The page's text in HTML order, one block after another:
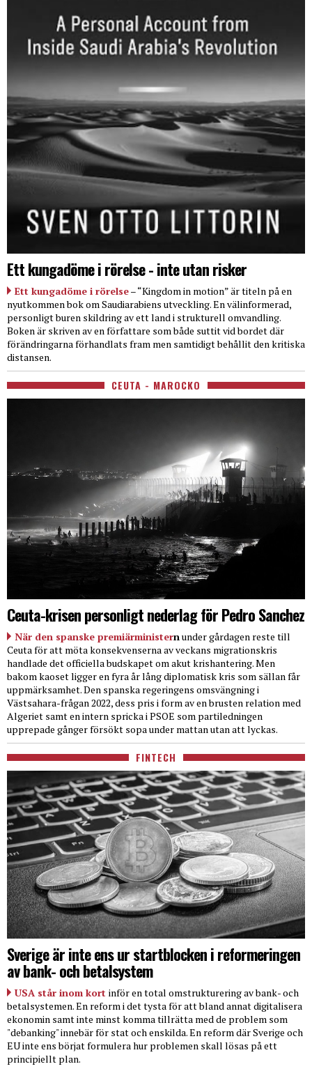
Ett kungadöme i rörelse - inte utan risker
Ett kungadöme i rörelse– “Kingdom in motion” är titeln på en
nyutkommen bok om Saudiarabiens utveckling. En välinformerad,
personligt buren skildring av ett land i strukturell omvandling.
Boken är skriven av en författare som både suttit vid bordet där
förändringarna förhandlats fram men samtidigt behållit den kritiska
distansen.
CEUTA - MAROCKO
Ceuta-krisen personligt nederlag för Pedro Sanchez
När den spanske premiärministernunder gårdagen reste till
Ceuta för att möta konsekvenserna av veckans migrationskris
handlade det officiella budskapet om akut krishantering. Men
bakom kaoset ligger en fyra år lång diplomatisk kris som sällan får
uppmärksamhet. Den spanska regeringens omsvängning i
Västsahara-frågan 2022, dess pris i form av en brusten relation med
Algeriet samt en intern spricka i PSOE som partiledningen
upprepade gånger försökt sopa under mattan utan att lyckas.
FINTECH
Sverige är inte ens ur startblocken i reformeringen
av bank- och betalsystem
USA står inom kort inför en total omstrukturering av bank- och
betalsystemen. En reform i det tysta för att bland annat digitalisera
ekonomin samt inte minst komma tillrätta med de problem som
"debanking" innebär för stat och enskilda. En reform där Sverige och
EU inte ens börjat formulera hur problemen skall lösas på ett
principiellt plan.